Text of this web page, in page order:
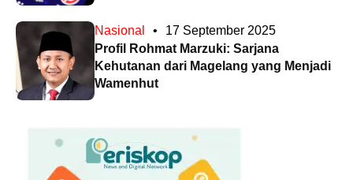
Nasional •
17 September 2025
Profil Rohmat Marzuki: Sarjana
Kehutanan dari Magelang yang Menjadi
Wamenhut